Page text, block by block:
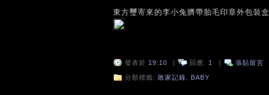
東方璽寄來的李小兔臍帶胎毛印章外包裝盒
發表於 19:10 | 回應: 1 | 張貼留言
分類標籤: 敗家記錄 BABY